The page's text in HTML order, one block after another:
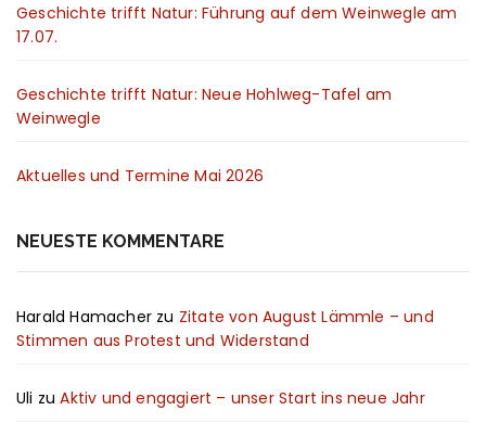
Geschichte trifft Natur: Führung auf dem Weinwegle am
17.07.
Geschichte trifft Natur: Neue Hohlweg-Tafel am
Weinwegle
Aktuelles und Termine Mai 2026
NEUESTE KOMMENTARE
Harald Hamacher zu Zitate von August Lämmle – und
Stimmen aus Protest und Widerstand
Uli zuAktiv und engagiert – unser Start ins neue Jahr